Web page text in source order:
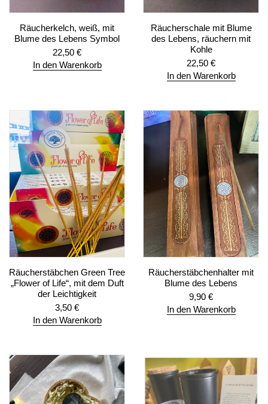
Räucherkelch, weiß, mit
Blume des Lebens Symbol
22,50 €
In den Warenkorb
Räucherschale mit Blume
des Lebens, räuchern mit
Kohle
22,50 €
In den Warenkorb
Räucherstäbchen Green Tree
„Flower of Life“, mit dem Duft
der Leichtigkeit
3,50 €
In den Warenkorb
Räucherstäbchenhalter mit
Blume des Lebens
9,90 €
In den Warenkorb